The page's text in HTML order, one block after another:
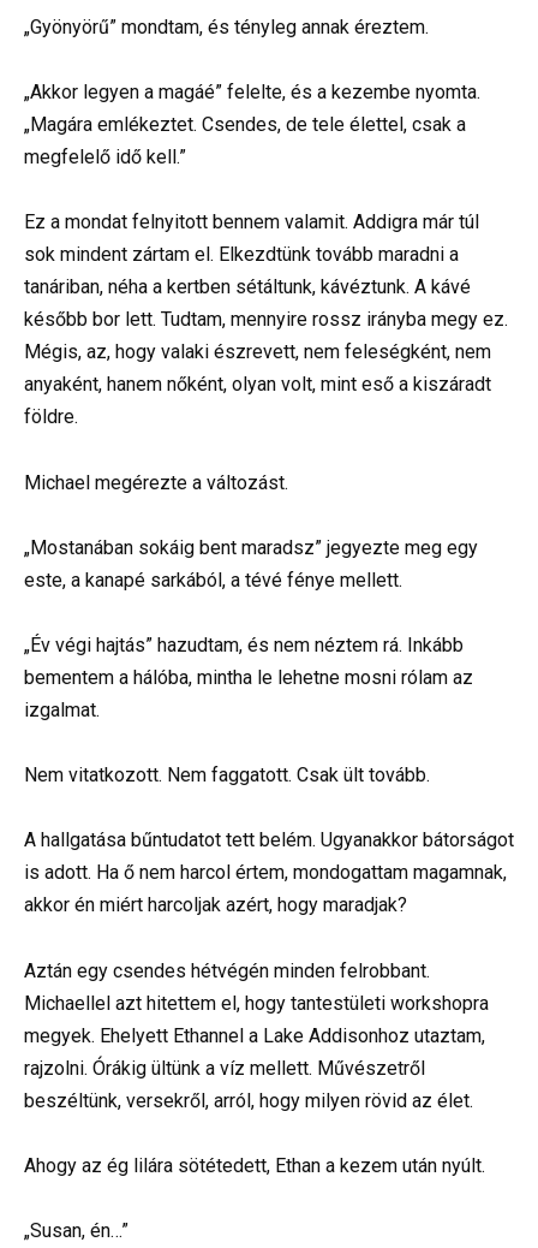
„Gyönyörű” mondtam, és tényleg annak éreztem.
„Akkor legyen a magáé” felelte, és a kezembe nyomta.
„Magára emlékeztet. Csendes, de tele élettel, csak a
megfelelő idő kell.”
Ez a mondat felnyitott bennem valamit. Addigra már túl
sok mindent zártam el. Elkezdtünk tovább maradni a
tanáriban, néha a kertben sétáltunk, kávéztunk. A kávé
később bor lett. Tudtam, mennyire rossz irányba megy ez.
Mégis, az, hogy valaki észrevett, nem feleségként, nem
anyaként, hanem nőként, olyan volt, mint eső a kiszáradt
földre.
Michael megérezte a változást.
„Mostanában sokáig bent maradsz” jegyezte meg egy
este, a kanapé sarkából, a tévé fénye mellett.
„Év végi hajtás” hazudtam, és nem néztem rá. Inkább
bementem a hálóba, mintha le lehetne mosni rólam az
izgalmat.
Nem vitatkozott. Nem faggatott. Csak ült tovább.
A hallgatása bűntudatot tett belém. Ugyanakkor bátorságot
is adott. Ha ő nem harcol értem, mondogattam magamnak,
akkor én miért harcoljak azért, hogy maradjak?
Aztán egy csendes hétvégén minden felrobbant.
Michaellel azt hitettem el, hogy tantestületi workshopra
megyek. Ehelyett Ethannel a Lake Addisonhoz utaztam,
rajzolni. Órákig ültünk a víz mellett. Művészetről
beszéltünk, versekről, arról, hogy milyen rövid az élet.
Ahogy az ég lilára sötétedett, Ethan a kezem után nyúlt.
„Susan, én…”